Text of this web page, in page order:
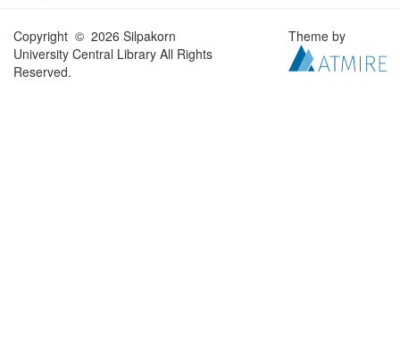
Copyright © 2026 Silpakorn
University Central Library All Rights
Reserved.
Theme by